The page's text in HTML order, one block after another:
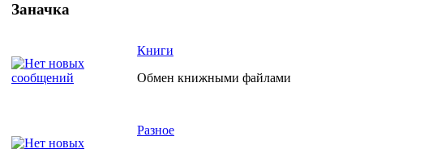
Заначка
Книги
Обмен книжными файлами
Разное